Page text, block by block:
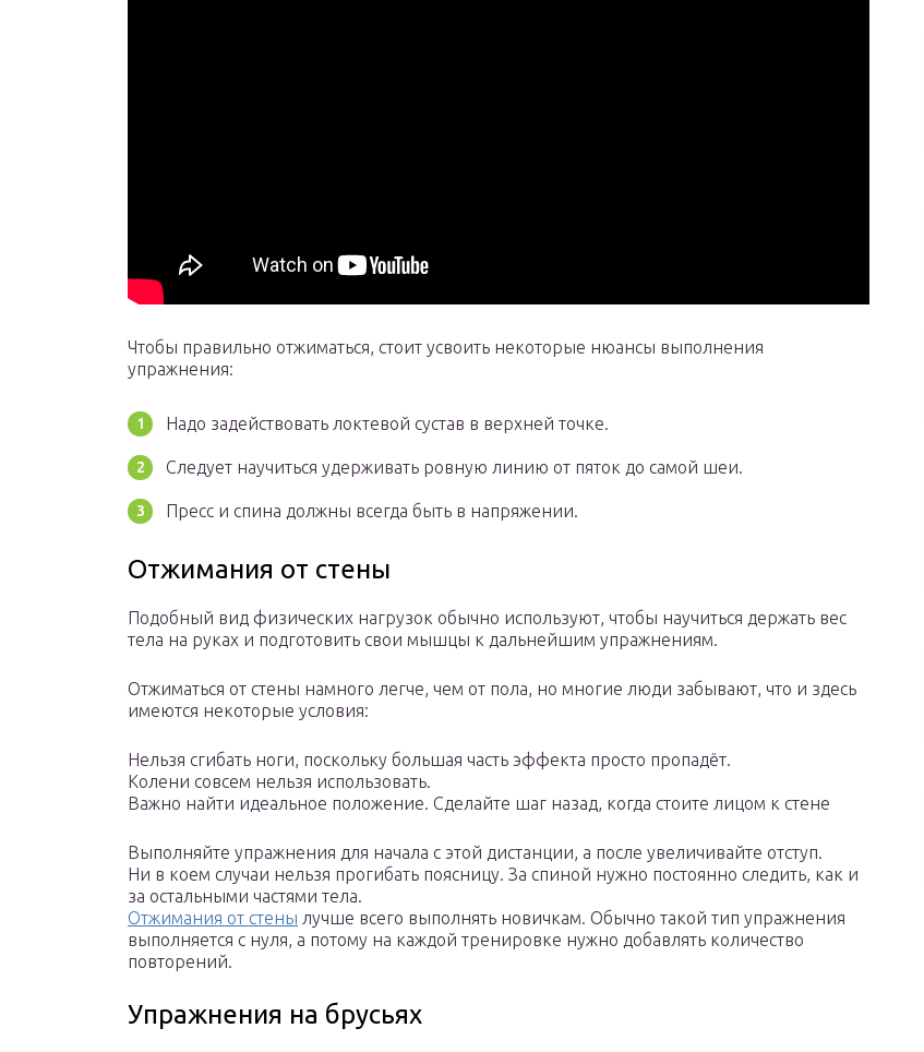
Чтобы правильно отжиматься, стоит усвоить некоторые нюансы выполнения
упражнения:
Надо задействовать локтевой сустав в верхней точке.
Следует научиться удерживать ровную линию от пяток до самой шеи.
Пресс и спина должны всегда быть в напряжении.
Отжимания от стены
Подобный вид физических нагрузок обычно используют, чтобы научиться держать вес
тела на руках и подготовить свои мышцы к дальнейшим упражнениям.
Отжиматься от стены намного легче, чем от пола, но многие люди забывают, что и здесь
имеются некоторые условия:
Нельзя сгибать ноги, поскольку большая часть эффекта просто пропадёт.
Колени совсем нельзя использовать.
Важно найти идеальное положение. Сделайте шаг назад, когда стоите лицом к стене
Выполняйте упражнения для начала с этой дистанции, а после увеличивайте отступ.
Ни в коем случаи нельзя прогибать поясницу. За спиной нужно постоянно следить, как и
за остальными частями тела.
Отжимания от стены лучше всего выполнять новичкам. Обычно такой тип упражнения
выполняется с нуля, а потому на каждой тренировке нужно добавлять количество
повторений.
Упражнения на брусьях